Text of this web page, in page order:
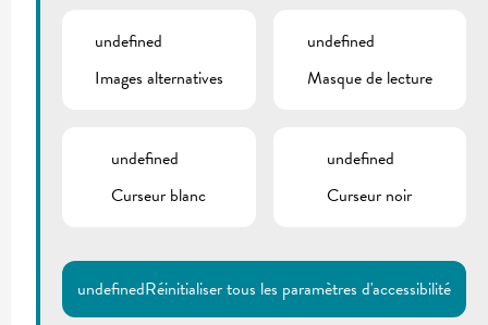
undefined
Images alternatives
undefined
Masque de lecture
undefined
Curseur blanc
undefined
Curseur noir
undefinedRéinitialiser tous les paramètres d'accessibilité